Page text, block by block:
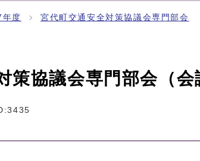
年度 宮代町交通安全対策協議会専門部会
策協議会専門部会（会